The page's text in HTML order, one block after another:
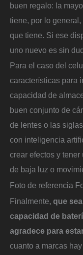
buen regalo: la
tiene, por lo
que tiene. Si ese
uno nuevo es sin
Para el caso del
características para
capacidad de
buen conjunto de
de lentes o las
con inteligencia
crear efectos y
de baja luz o
Foto de referencia
Finalmente, que
capacidad de
agradece para
cuanto a marcas